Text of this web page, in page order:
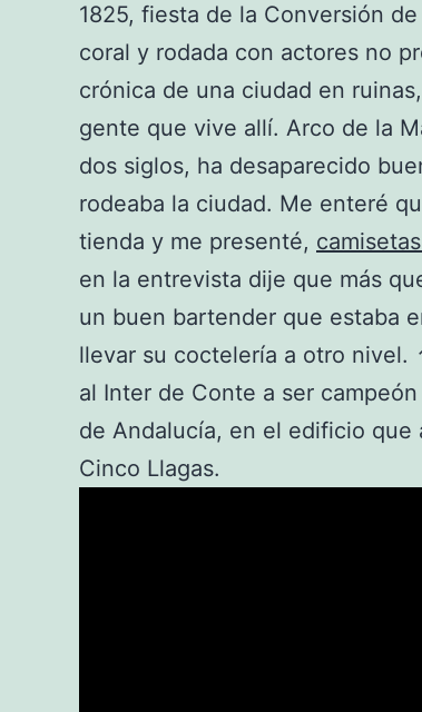
1825, fiesta de la Conversión
coral y rodada con actores no
crónica de una ciudad en
gente que vive allí. Arco de la
dos siglos, ha desaparecido
rodeaba la ciudad. Me enteré
tienda y me presenté,
en la entrevista dije que más
un buen bartender que estaba
llevar su coctelería a otro nivel.
al Inter de Conte a ser
de Andalucía, en el edificio
Cinco Llagas.